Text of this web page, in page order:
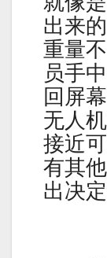
出来
重量
员手
回屏
无人
接近
有其
出决定